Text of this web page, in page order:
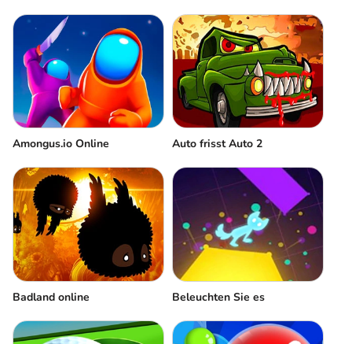
Amongus.io Online Auto frisst Auto 2
Badland online Beleuchten Sie es